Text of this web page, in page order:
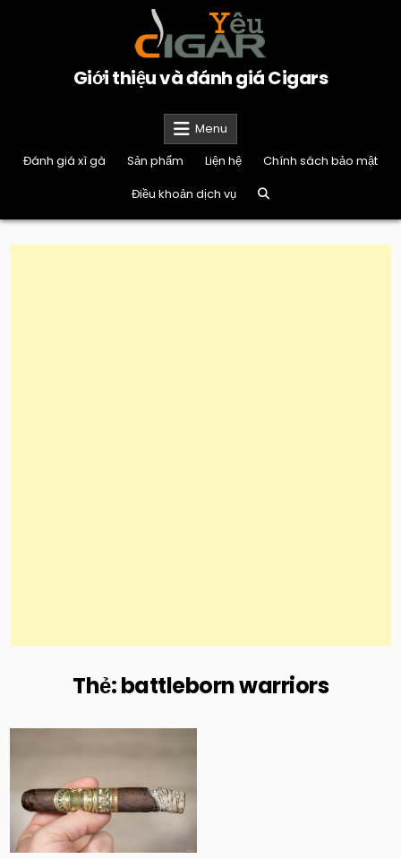
Giới thiệu và đánh giá Cigars
Menu
Đánh giá xì gà
Sản phẩm Liện hệ
Chính sách bảo mật
Điều khoản dịch vụ
Thẻ:battleborn warriors
Posted
in